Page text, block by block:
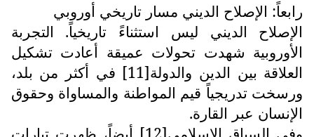
رابعاً: الإصلاح الديني مسار تاريخي أوروبي
الإصلاح الديني ليس استثناءً تاريخياً. التجربة
الأوروبية شهدت تحولات عميقة أعادت تشكيل
العلاقة بين الدين والدولة[11] في أكثر من بلد،
ورسخت تدريجياً قيم المواطنة والمساواة وحقوق
الإنسان عبر القارة.